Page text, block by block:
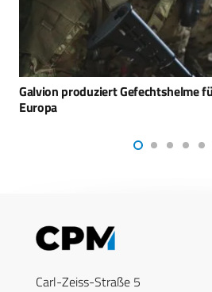
Koproduktion von Vektrex –
Atomics wollen NATO-Artillerie
Carl-Zeiss-Straße 5